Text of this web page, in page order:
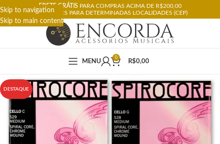
Skip to navigation
Skip to main content
FRETE GRÁTIS PARA COMPRAS ACIMA DE R$200,00
RESTRIÇÕES PARA DETERMINADAS LOCALIDADES (CEP)
MENU
0
R$0,00
DESTAQUE